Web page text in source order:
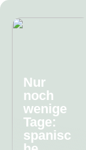
Nur
noch
wenige
Tage:
spanisc